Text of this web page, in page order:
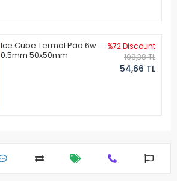
Ice Cube Termal Pad 6w
0.5mm 50x50mm
%72 Discount
198,38 TL
54,66 TL